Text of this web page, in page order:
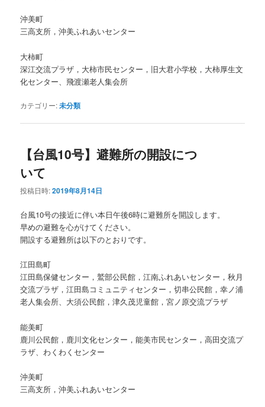
沖美町
三高支所，沖美ふれあいセンター
大柿町
深江交流プラザ，大柿市民センター，旧大君小学校，大柿厚生文
化センター、飛渡瀬老人集会所
カテゴリー:未分類
【台風10号】避難所の開設につ
いて
投稿日時:2019年8月14日
台風10号の接近に伴い本日午後6時に避難所を開設します。
早めの避難を心がけてください。
開設する避難所は以下のとおりです。
江田島町
江田島保健センター，鷲部公民館，江南ふれあいセンター，秋月
交流プラザ，江田島コミュニティセンター，切串公民館，幸ノ浦
老人集会所、大須公民館，津久茂児童館，宮ノ原交流プラザ
能美町
鹿川公民館，鹿川文化センター，能美市民センター，高田交流プ
ラザ、わくわくセンター
沖美町
三高支所，沖美ふれあいセンター